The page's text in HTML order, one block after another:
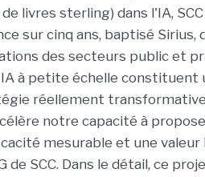
livres sterling) dans l'IA,
sur cinq ans, baptisé Sirius,
des secteurs public et
à petite échelle constituent
réellement
notre capacité à
mesurable et une valeur
de SCC. Dans le détail, ce